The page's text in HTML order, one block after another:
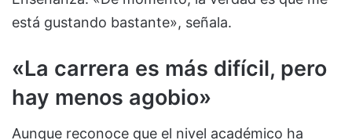
está gustando bastante», señala.
«La carrera es más difícil, pero
hay menos agobio»
Aunque reconoce que el nivel académico ha